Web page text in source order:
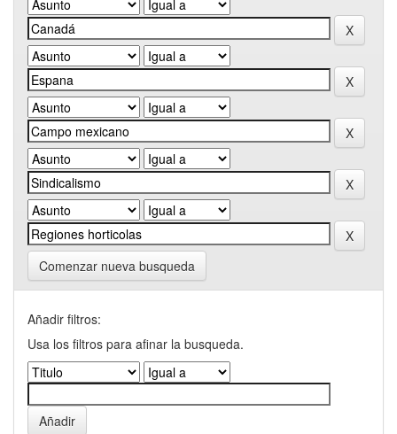
Comenzar nueva busqueda
Añadir filtros:
Usa los filtros para afinar la busqueda.